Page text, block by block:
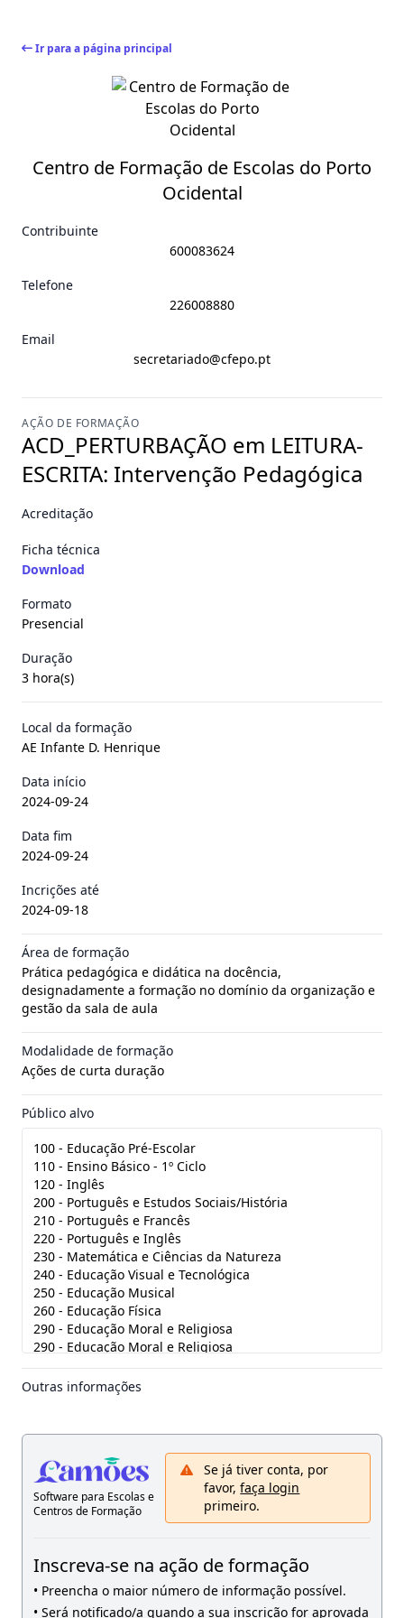
Ir para a página principal
Centro de Formação de Escolas do Porto
Ocidental
Contribuinte
600083624
Telefone
226008880
Email
secretariado@cfepo.pt
AÇÃO DE FORMAÇÃO
ACD_PERTURBAÇÃO em LEITURA-
ESCRITA: Intervenção Pedagógica
Acreditação
Ficha técnica
Download
Formato
Presencial
Duração
3 hora(s)
Local da formação
AE Infante D. Henrique
Data início
2024-09-24
Data fim
2024-09-24
Incrições até
2024-09-18
Área de formação
Prática pedagógica e didática na docência,
designadamente a formação no domínio da organização e
gestão da sala de aula
Modalidade de formação
Ações de curta duração
Público alvo
100 - Educação Pré-Escolar
110 - Ensino Básico - 1º Ciclo
120 - Inglês
200 - Português e Estudos Sociais/História
210 - Português e Francês
220 - Português e Inglês
230 - Matemática e Ciências da Natureza
240 - Educação Visual e Tecnológica
250 - Educação Musical
260 - Educação Física
290 - Educação Moral e Religiosa
290 - Educação Moral e Religiosa
300 - Português
310 - Latim e Grego
340 - Alemão
350 - Espanhol
360 - Língua Gestual Portuguesa
400 - História
410 - Filosofia
500 - Matemática
510 - Física e Química
520 - Biologia e Geologia
Outras informações
Software para Escolas e
Centros de Formação
Se já tiver conta, por
favor,faça login
primeiro.
Inscreva-se na ação de formação
• Preencha o maior número de informação possível.
• Será notificado/a quando a sua inscrição for aprovada